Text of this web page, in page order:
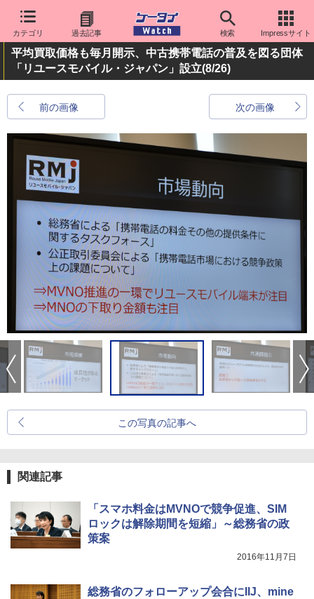
カテゴリ 過去記事 検索 Impressサイト
平均買取価格も毎月開示、中古携帯電話の普及を図る団体
「リユースモバイル・ジャパン」設立(8/26)
前の画像 次の画像
この写真の記事へ
関連記事
「スマホ料金はMVNOで競争促進、SIM
ロックは解除期間を短縮」～総務省の政
策案
2016年11月7日
総務省のフォローアップ会合にIIJ、mine